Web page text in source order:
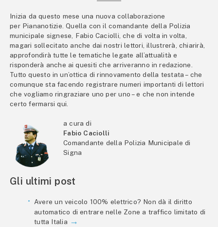
Inizia da questo mese una nuova collaborazione
per Piananotizie. Quella con il comandante della Polizia
municipale signese, Fabio Caciolli, che di volta in volta,
magari sollecitato anche dai nostri lettori, illustrerà, chiarirà,
approfondirà tutte le tematiche legate all’attualità e
risponderà anche ai quesiti che arriveranno in redazione.
Tutto questo in un’ottica di rinnovamento della testata – che
comunque sta facendo registrare numeri importanti di lettori
che vogliamo ringraziare uno per uno – e che non intende
certo fermarsi qui.
a cura di
Fabio Caciolli
Comandante della Polizia Municipale di
Signa
Gli ultimi post
Avere un veicolo 100% elettrico? Non dà il diritto
automatico di entrare nelle Zone a traffico limitato di
tutta Italia